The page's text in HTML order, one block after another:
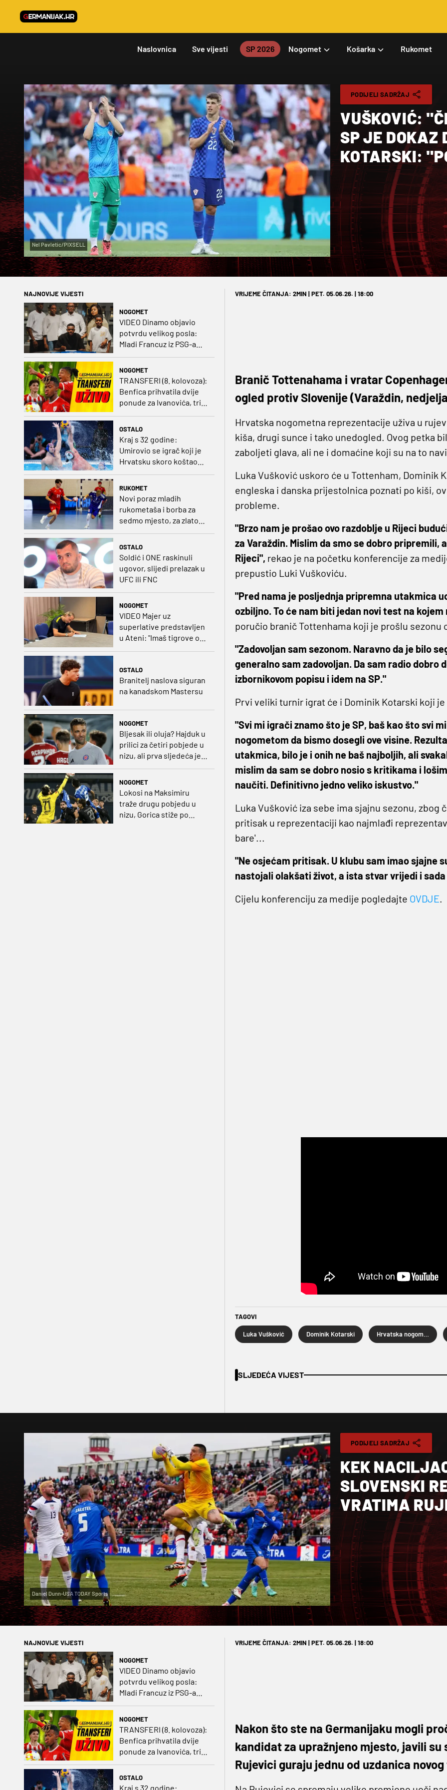
Naslovnica Sve vijesti SP 2026 Nogomet Košarka Rukomet
Nel Pavletic/PIXSELL
PODIJELI SADRŽAJ
VUŠKOVIĆ:
SP JE DOKAZ
KOTARSKI:
NAJNOVIJE VIJESTI
NOGOMET
VIDEO Dinamo objavio
potvrdu velikog posla:
Mladi Francuz iz PSG-a
NOGOMET
TRANSFERI (8. kolovoza):
Benfica prihvatila dvije
ponude za Ivanovića, tri
OSTALO
Kraj s 32 godine:
Umirovio se igrač koji je
Hrvatsku skoro koštao
svjetskog zlata
RUKOMET
Novi poraz mladih
rukometaša i borba za
sedmo mjesto, za zlato
se bore Slovenci i
OSTALO
Soldić i ONE raskinuli
ugovor, slijedi prelazak u
UFC ili FNC
NOGOMET
VIDEO Majer uz
superlative predstavljen
u Ateni: "Imaš tigrove oči,
OSTALO
Branitelj naslova siguran
na kanadskom Mastersu
NOGOMET
Bljesak ili oluja? Hajduk u
prilici za četiri pobjede u
nizu, ali prva sljedeća je
NOGOMET
Lokosi na Maksimiru
traže drugu pobjedu u
nizu, Gorica stiže po
VRIJEME ČITANJA: 2MIN | PET. 05.06.26. | 18:00
Branič Tottenahama i vratar
ogled protiv Slovenije (Varaždin,
Hrvatska nogometna reprezentacije uživa u
kiša, drugi sunce i tako unedogled. Ovog petka
zaboljeti glava, ali ne i domaćine koji su na to
Luka Vušković uskoro će u Tottenham, Dominik
engleska i danska prijestolnica poznati po kiši,
probleme.
"Brzo nam je prošao ovo razdoblje u Rijeci
za Varaždin. Mislim da smo se dobro pripremili,
Rijeci", rekao je na početku konferencije za
prepustio Luki Vuškoviću.
"Pred nama je posljednja pripremna utakmica
ozbiljno. To će nam biti jedan novi test na
poručio branič Tottenhama koji je prošlu sezonu
"Zadovoljan sam sezonom. Naravno da je bilo
generalno sam zadovoljan. Da sam radio dobro
izbornikovom popisu i idem na SP."
Prvi veliki turnir igrat će i Dominik Kotarski koji
"Svi mi igrači znamo što je SP, baš kao što svi
nogometom da bismo dosegli ove visine.
utakmica, bilo je i onih ne baš najboljih, ali
mislim da sam se dobro nosio s kritikama i
naučiti. Definitivno jedno veliko iskustvo."
Luka Vušković iza sebe ima sjajnu sezonu, zbog
pritisak u reprezentaciji kao najmlađi
bare'...
"Ne osjećam pritisak. U klubu sam imao sjajne
nastojali olakšati život, a ista stvar vrijedi i
Cijelu konferenciju za medije pogledajte OVDJE.
TAGOVI
Luka Vušković Dominik Kotarski Hrvatska nogometna reprezentacija
SLJEDEĆA VIJEST
Daniel Dunn-USA TODAY Sports
PODIJELI SADRŽAJ
KEK
SLOVENSKI
VRATIMA
NAJNOVIJE VIJESTI
NOGOMET
VIDEO Dinamo objavio
potvrdu velikog posla:
Mladi Francuz iz PSG-a
zadužio dres Plavih!
NOGOMET
TRANSFERI (8. kolovoza):
Benfica prihvatila dvije
ponude za Ivanovića, tri
OSTALO
Kraj s 32 godine:
VRIJEME ČITANJA: 2MIN | PET. 05.06.26. | 18:00
Nakon što ste na Germanijaku mogli
kandidat za upražnjeno mjesto, javili
Rujevici guraju jednu od uzdanica